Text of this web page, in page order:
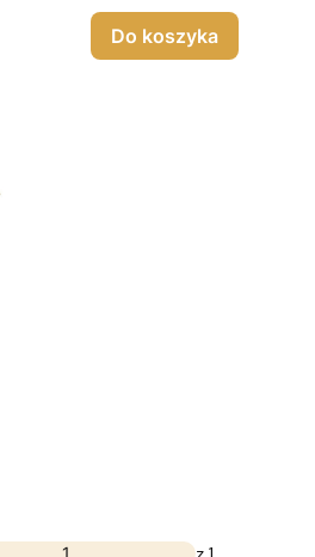
Do koszyka